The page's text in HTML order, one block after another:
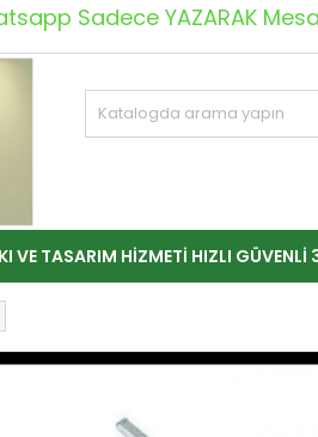
Sadece YAZARAK
VE TASARIM HIZMETI HIZLI